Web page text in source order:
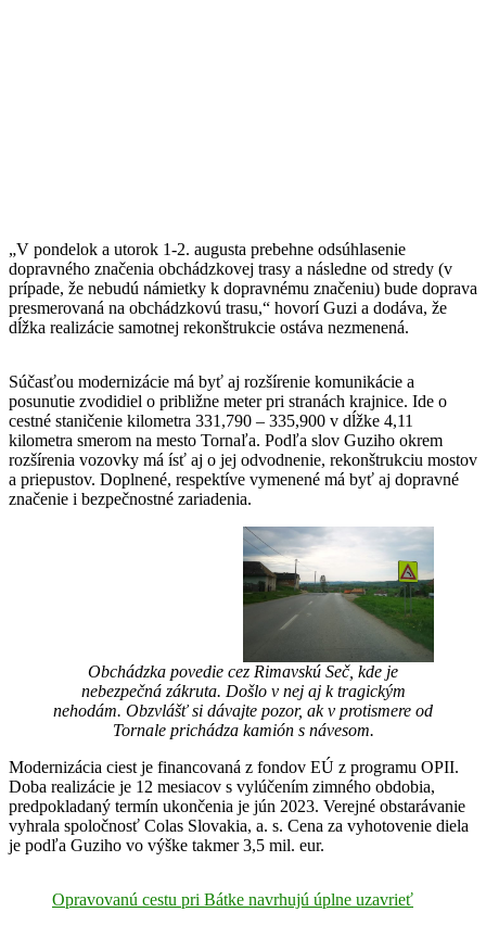
„V pondelok a utorok 1-2. augusta prebehne odsúhlasenie
dopravného značenia obchádzkovej trasy a následne od stredy (v
prípade, že nebudú námietky k dopravnému značeniu) bude doprava
presmerovaná na obchádzkovú trasu,“ hovorí Guzi a dodáva, že
dĺžka realizácie samotnej rekonštrukcie ostáva nezmenená.
Súčasťou modernizácie má byť aj rozšírenie komunikácie a
posunutie zvodidiel o približne meter pri stranách krajnice. Ide o
cestné staničenie kilometra 331,790 – 335,900 v dĺžke 4,11
kilometra smerom na mesto Tornaľa. Podľa slov Guziho okrem
rozšírenia vozovky má ísť aj o jej odvodnenie, rekonštrukciu mostov
a priepustov. Doplnené, respektíve vymenené má byť aj dopravné
značenie i bezpečnostné zariadenia.
Obchádzka povedie cez Rimavskú Seč, kde je
nebezpečná zákruta. Došlo v nej aj k tragickým
nehodám. Obzvlášť si dávajte pozor, ak v protismere od
Tornale prichádza kamión s návesom.
Modernizácia ciest je financovaná z fondov EÚ z programu OPII.
Doba realizácie je 12 mesiacov s vylúčením zimného obdobia,
predpokladaný termín ukončenia je jún 2023. Verejné obstarávanie
vyhrala spoločnosť Colas Slovakia, a. s. Cena za vyhotovenie diela
je podľa Guziho vo výške takmer 3,5 mil. eur.
Opravovanú cestu pri Bátke navrhujú úplne uzavrieť